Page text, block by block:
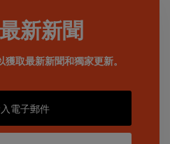
新新聞
取最新新聞和獨家更新。